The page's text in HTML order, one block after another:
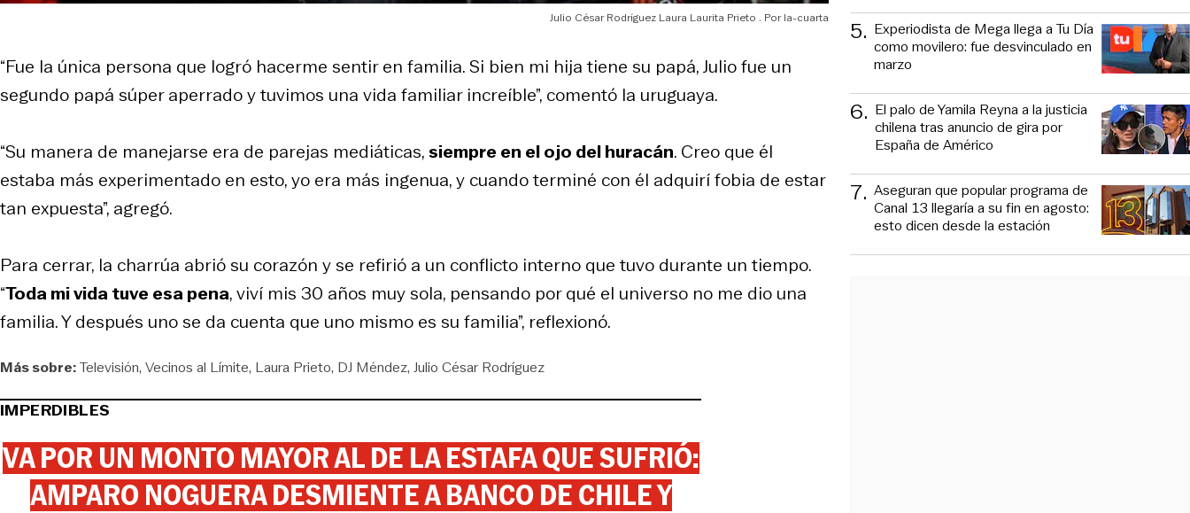
Julio César Rodríguez Laura Laurita Prieto la-cuarta
“Fue la única persona que logró hacerme sentir en familia. Si bien mi hija tiene su papá, Julio fue un
segundo papá súper aperrado y tuvimos una vida familiar increíble”, comentó la uruguaya.
“Su manera de manejarse era de parejas mediáticas,siempre en el ojo del huracán. Creo que él
estaba más experimentado en esto, yo era más ingenua, y cuando terminé con él adquirí fobia de estar
tan expuesta”, agregó.
Para cerrar, la charrúa abrió su corazón y se refirió a un conflicto interno que tuvo durante un tiempo.
“Toda mi vida tuve esa pena, viví mis 30 años muy sola, pensando por qué el universo no me dio una
familia. Y después uno se da cuenta que uno mismo es su familia”, reflexionó.
Más sobre:Televisión Vecinos al Límite Laura Prieto DJ Méndez Julio César Rodríguez
IMPERDIBLES
VA POR UN MONTO MAYOR AL DE LA ESTAFA QUE SUFRIÓ:
AMPARO NOGUERA DESMIENTE A BANCO DE CHILE Y
5. Experiodista de Mega llega a Tu Día
como movilero: fue desvinculado en
marzo
6. El palo de Yamila Reyna a la justicia
chilena tras anuncio de gira por
España de Américo
7. Aseguran que popular programa de
Canal 13 llegaría a su fin en agosto:
esto dicen desde la estación